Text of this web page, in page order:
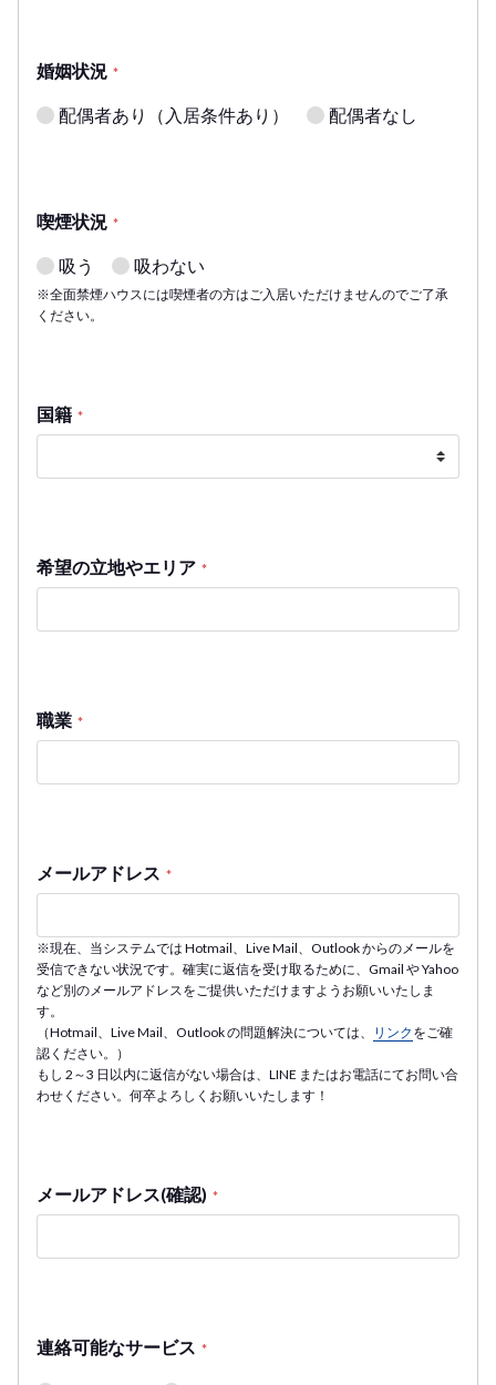
婚姻状況 *
配偶者あり（入居条件あり） 配偶者なし
喫煙状況 *
吸う 吸わない
※全面禁煙ハウスには喫煙者の方はご入居いただけませんのでご了承
ください。
国籍 *
希望の立地やエリア *
職業 *
メールアドレス *
※現在、当システムでは Hotmail、Live Mail、Outlook からのメールを
受信できない状況です。確実に返信を受け取るために、Gmail や Yahoo
など別のメールアドレスをご提供いただけますようお願いいたしま
す。
（Hotmail、Live Mail、Outlook の問題解決については、
リンク をご確
認ください。）
もし 2～3 日以内に返信がない場合は、LINE またはお電話にてお問い合
わせください。何卒よろしくお願いいたします！
メールアドレス(確認) *
連絡可能なサービス *